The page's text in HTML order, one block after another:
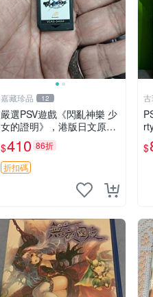
嘉藏珍品 12
嚴選PSV遊戲《閃亂神樂 少
女的證明》，港版日文原裝
裸卡-gameboy，收藏佳品
閃亂神樂 游戲 PSV 港版
$410 86折
折扣碼
$